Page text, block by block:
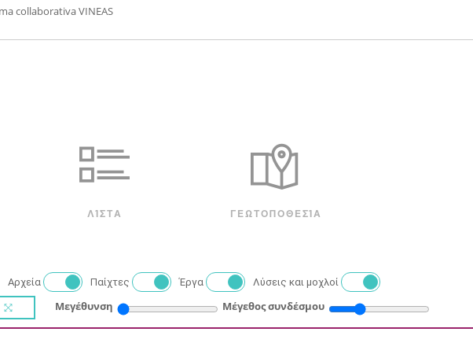
collaborativa VINEAS
ΛΊΣΤΑ ΓΕΩΤΟΠΟΘΕΣΊΑ
Αρχεία Παίχτες Έργα Λύσεις και μοχλοί
Μεγέθυνση Μέγεθος συνδέσμου